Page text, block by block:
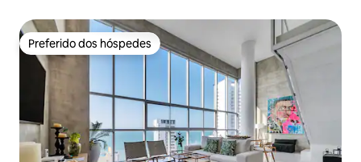
Preferido dos hóspedes
Preferido dos hóspedes